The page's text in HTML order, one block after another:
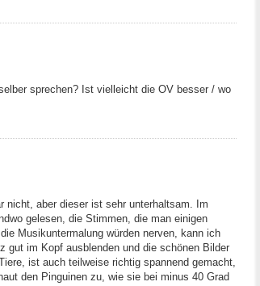
sprechen? Ist vielleicht die OV besser / wo
nicht, aber dieser ist sehr unterhaltsam. Im
gelesen, die Stimmen, die man einigen
Musikuntermalung würden nerven, kann ich
gut im Kopf ausblenden und die schönen Bilder
ist auch teilweise richtig spannend gemacht,
den Pinguinen zu, wie sie bei minus 40 Grad